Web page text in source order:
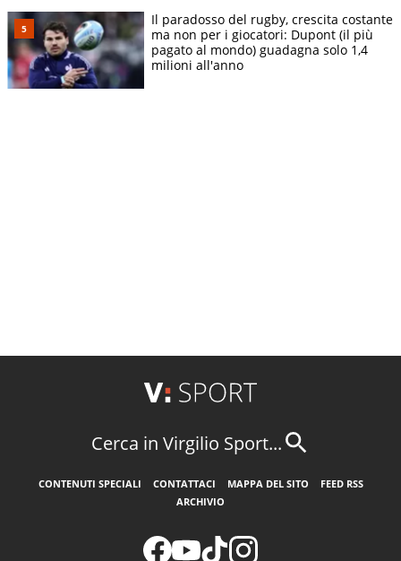
Il paradosso del rugby, crescita costante
ma non per i giocatori: Dupont (il più
pagato al mondo) guadagna solo 1,4
milioni all'anno
Cerca in Virgilio Sport...
CONTENUTI SPECIALI CONTATTACI MAPPA DEL SITO
FEED RSS
ARCHIVIO